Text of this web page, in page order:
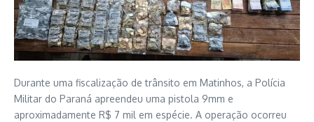
Durante uma fiscalização de trânsito em Matinhos, a Polícia
Militar do Paraná apreendeu uma pistola 9mm e
aproximadamente R$ 7 mil em espécie. A operação ocorreu